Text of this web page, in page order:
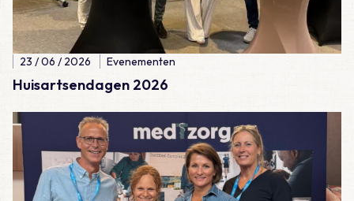
Huisartsendagen 2026
23 / 06 / 2026 Evenementen
Lees meer over Verenso congres 2026